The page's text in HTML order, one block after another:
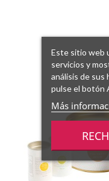
Este sitio web
servicios y
análisis de sus
pulse el botón
Más